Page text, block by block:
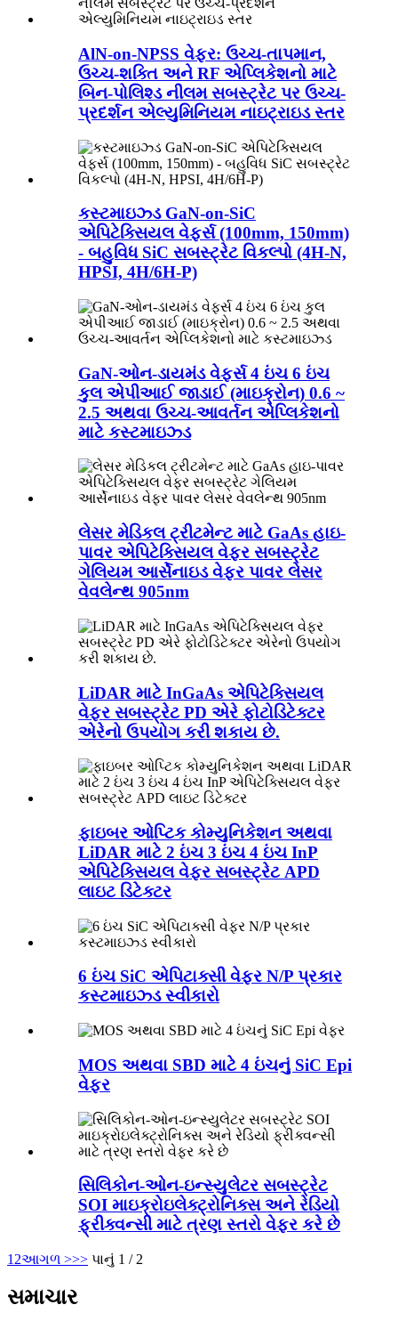
AlN-on-NPSS વેફર: ઉચ્ચ-તાપમાન,
ઉચ્ચ-શક્તિ અને RF એપ્લિકેશનો માટે
બિન-પોલિશ્ડ નીલમ સબસ્ટ્રેટ પર ઉચ્ચ-
પ્રદર્શન એલ્યુમિનિયમ નાઇટ્રાઇડ સ્તર
કસ્ટમાઇઝ્ડ GaN-on-SiC
એપિટેક્સિયલ વેફર્સ (100mm, 150mm)
- બહુવિધ SiC સબસ્ટ્રેટ વિકલ્પો (4H-N,
HPSI, 4H/6H-P)
GaN-ઓન-ડાયમંડ વેફર્સ 4 ઇંચ 6 ઇંચ
કુલ એપીઆઈ જાડાઈ (માઇક્રોન) 0.6 ~
2.5 અથવા ઉચ્ચ-આવર્તન એપ્લિકેશનો
માટે કસ્ટમાઇઝ્ડ
લેસર મેડિકલ ટ્રીટમેન્ટ માટે GaAs હાઇ-
પાવર એપિટેક્સિયલ વેફર સબસ્ટ્રેટ
ગેલિયમ આર્સેનાઇડ વેફર પાવર લેસર
વેવલેન્થ 905nm
LiDAR માટે InGaAs એપિટેક્સિયલ
વેફર સબસ્ટ્રેટ PD એરે ફોટોડિટેક્ટર
એરેનો ઉપયોગ કરી શકાય છે.
ફાઇબર ઓપ્ટિક કોમ્યુનિકેશન અથવા
LiDAR માટે 2 ઇંચ 3 ઇંચ 4 ઇંચ InP
એપિટેક્સિયલ વેફર સબસ્ટ્રેટ APD
લાઇટ ડિટેક્ટર
6 ઇંચ SiC એપિટાક્સી વેફર N/P પ્રકાર
કસ્ટમાઇઝ્ડ સ્વીકારો
MOS અથવા SBD માટે 4 ઇંચનું SiC Epi
વેફર
સિલિકોન-ઓન-ઇન્સ્યુલેટર સબસ્ટ્રેટ
SOI માઇક્રોઇલેક્ટ્રોનિક્સ અને રેડિયો
ફ્રીક્વન્સી માટે ત્રણ સ્તરો વેફર કરે છે
1 2આગળ >>> પાનું 1 / 2
સમાચાર